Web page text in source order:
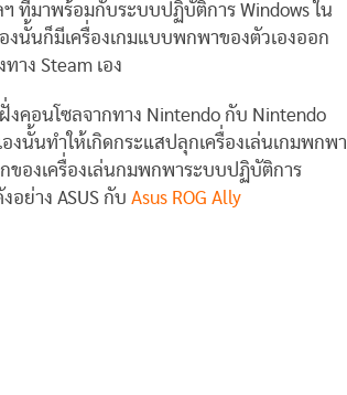
ฯ ที่มาพร้อมกับระบบปฏิบัติการ Windows ใน
งนั้นก็มีเครื่องเกมแบบพกพาของตัวเองออก
าง Steam เอง
คอนโซลจากทาง Nintendo กับ Nintendo
นั้นทำให้เกิดกระแสปลุกเครื่องเล่นเกมพกพา
ของเครื่องเล่นกมพกพาระบบปฏิบัติการ
ย่าง ASUS กับ Asus ROG Ally